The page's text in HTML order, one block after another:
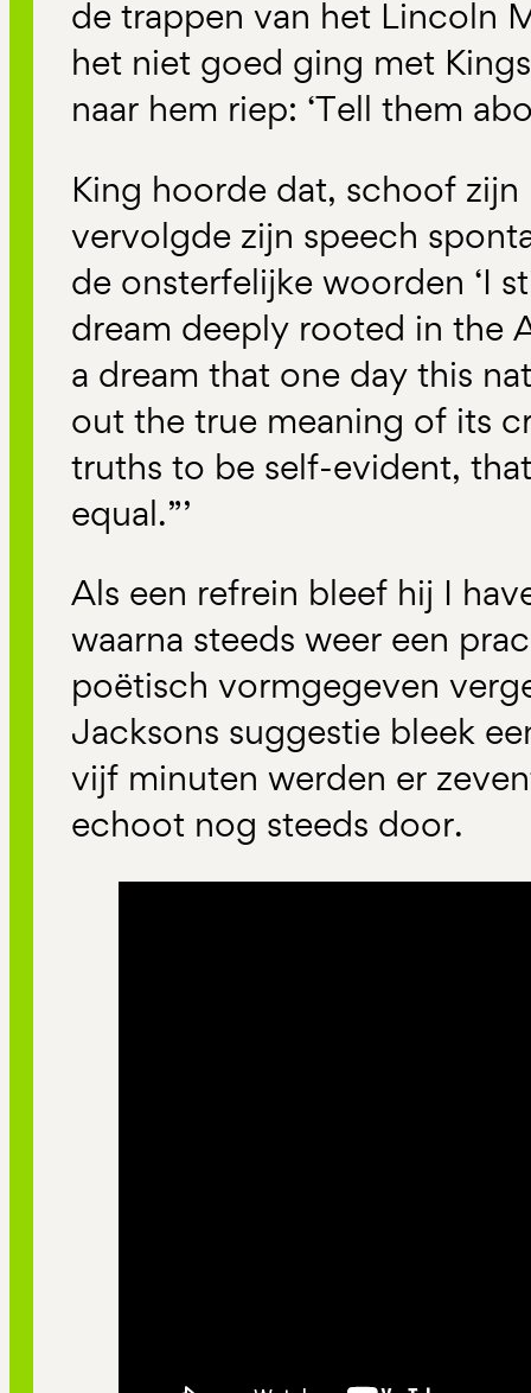
de trappen van het Lincoln
het niet goed ging met
naar hem riep: ‘Tell them
King hoorde dat, schoof
vervolgde zijn speech
de onsterfelijke woorden ‘I
dream deeply rooted in the
a dream that one day this
out the true meaning of its
truths to be self-evident,
equal.”’
Als een refrein bleef hij I
waarna steeds weer een
poëtisch vormgegeven
Jacksons suggestie bleek
vijf minuten werden er
echoot nog steeds door.